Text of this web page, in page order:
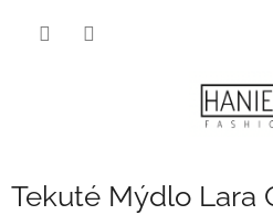
Tekuté Mýdlo Lara